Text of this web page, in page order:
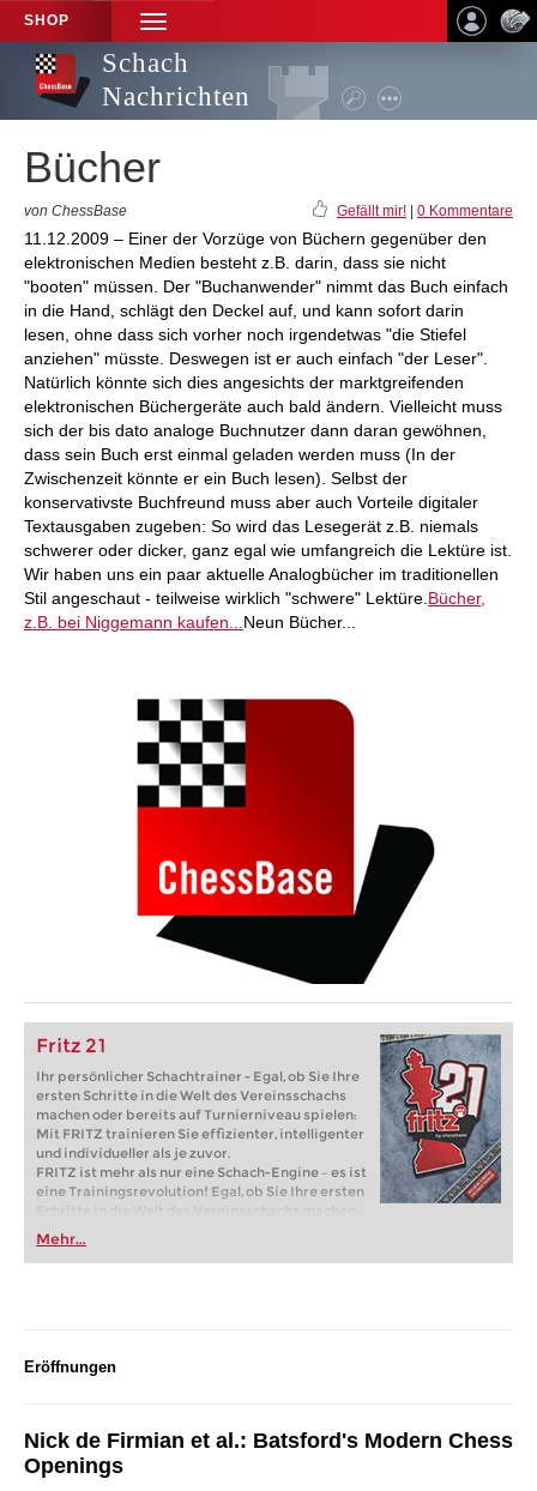
SHOP
TOGGLE
NAVIGATION
Schach
Nachrichten
Bücher
von ChessBase Gefällt mir! 0 Kommentare
11.12.2009 – Einer der Vorzüge von Büchern gegenüber den
elektronischen Medien besteht z.B. darin, dass sie nicht
"booten" müssen. Der "Buchanwender" nimmt das Buch einfach
in die Hand, schlägt den Deckel auf, und kann sofort darin
lesen, ohne dass sich vorher noch irgendetwas "die Stiefel
anziehen" müsste. Deswegen ist er auch einfach "der Leser".
Natürlich könnte sich dies angesichts der marktgreifenden
elektronischen Büchergeräte auch bald ändern. Vielleicht muss
sich der bis dato analoge Buchnutzer dann daran gewöhnen,
dass sein Buch erst einmal geladen werden muss (In der
Zwischenzeit könnte er ein Buch lesen). Selbst der
konservativste Buchfreund muss aber auch Vorteile digitaler
Textausgaben zugeben: So wird das Lesegerät z.B. niemals
schwerer oder dicker, ganz egal wie umfangreich die Lektüre ist.
Wir haben uns ein paar aktuelle Analogbücher im traditionellen
Stil angeschaut - teilweise wirklich "schwere" Lektüre. Bücher,
z.B. bei Niggemann kaufen... Neun Bücher...
Fritz 21
Ihr persönlicher Schachtrainer - Egal, ob Sie Ihre
ersten Schritte in die Welt des Vereinsschachs
machen oder bereits auf Turnierniveau spielen:
Mit FRITZ trainieren Sie effizienter, intelligenter
und individueller als je zuvor.
FRITZ ist mehr als nur eine Schach-Engine – es ist
eine Trainingsrevolution! Egal, ob Sie Ihre ersten
Schritte in die Welt des Vereinsschachs machen
oder bereits auf Turnierniveau spielen: Mit
FRITZ trainieren Sie effizienter, intelligenter und
individueller als je zuvor.
Mehr...
Eröffnungen
Nick de Firmian et al.: Batsford's Modern Chess
Openings